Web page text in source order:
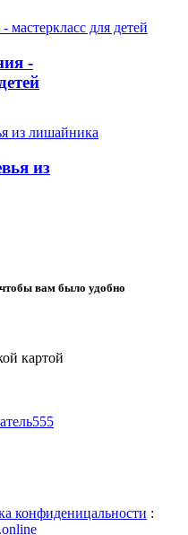
-
из
вам было удобно
картой
конфиденицальности :